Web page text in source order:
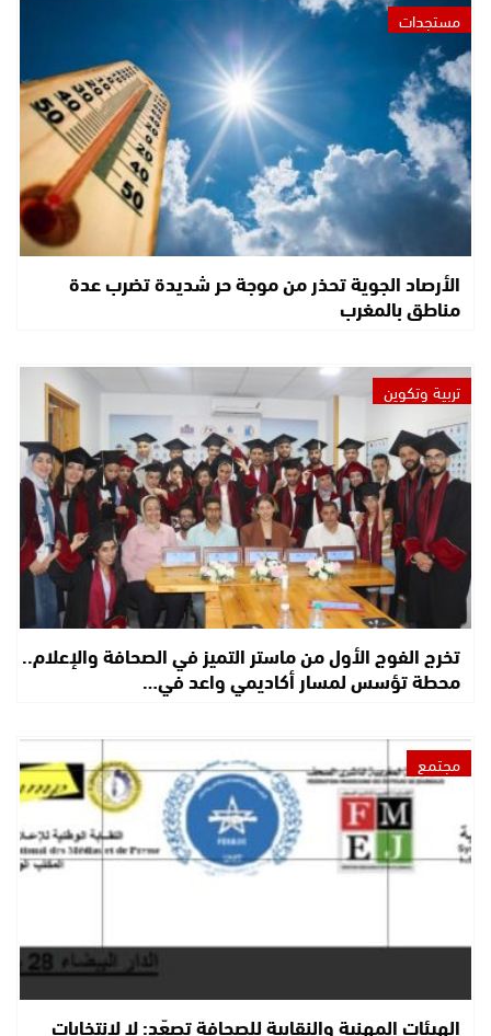
مستجدات
الأرصاد الجوية تحذر من موجة حر شديدة تضرب عدة
مناطق بالمغرب
تربية وتكوين
تخرج الفوج الأول من ماستر التميز في الصحافة والإعلام..
محطة تؤسس لمسار أكاديمي واعد في…
مجتمع
الهيئات المهنية والنقابية للصحافة تصعّد: لا لانتخابات